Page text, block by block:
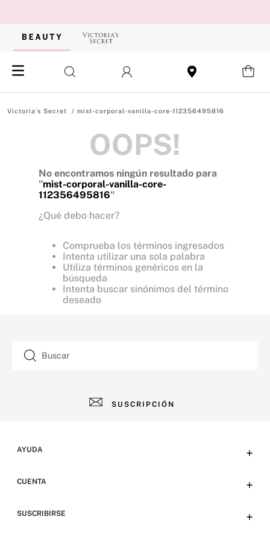
mist-corporal-vanilla-core-112356495816
OOPS!
No encontramos ningún resultado para
"mist-corporal-vanilla-core-
112356495816"
¿Qué debo hacer?
Comprueba los términos ingresados
Intenta utilizar una sola palabra
Utiliza términos genéricos en la
búsqueda
Intenta buscar sinónimos del término
deseado
Buscar
SUSCRIPCIÓN
AYUDA +
Preguntas frecuentes
CUENTA +
SUSCRIBIRSE +